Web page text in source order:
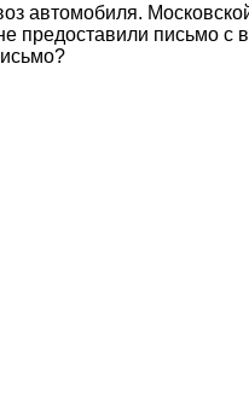
автомобиля.
письмо с